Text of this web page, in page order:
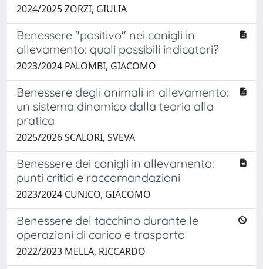
2024/2025 ZORZI, GIULIA
Benessere "positivo" nei conigli in
allevamento: quali possibili indicatori?
2023/2024 PALOMBI, GIACOMO
Benessere degli animali in allevamento:
un sistema dinamico dalla teoria alla
pratica
2025/2026 SCALORI, SVEVA
Benessere dei conigli in allevamento:
punti critici e raccomandazioni
2023/2024 CUNICO, GIACOMO
Benessere del tacchino durante le
operazioni di carico e trasporto
2022/2023 MELLA, RICCARDO